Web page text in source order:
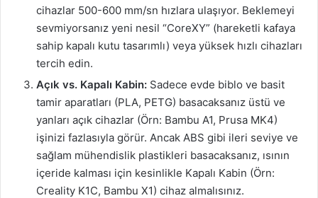
cihazlar 500-600 mm/sn hızlara ulaşıyor. Beklemeyi
sevmiyorsanız yeni nesil “CoreXY” (hareketli kafaya
sahip kapalı kutu tasarımlı) veya yüksek hızlı cihazları
tercih edin.
Açık vs. Kapalı Kabin: Sadece evde biblo ve basit
tamir aparatları (PLA, PETG) basacaksanız üstü ve
yanları açık cihazlar (Örn: Bambu A1, Prusa MK4)
işinizi fazlasıyla görür. Ancak ABS gibi ileri seviye ve
sağlam mühendislik plastikleri basacaksanız, ısının
içeride kalması için kesinlikle Kapalı Kabin (Örn:
Creality K1C, Bambu X1) cihaz almalısınız.